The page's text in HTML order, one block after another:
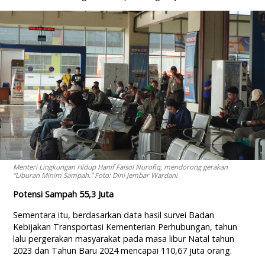
Menteri Lingkungan Hidup Hanif Faisol Nurofiq, mendorong gerakan
“Liburan Minim Sampah.” Foto: Dini Jembar Wardani
Potensi Sampah 55,3 Juta
Sementara itu, berdasarkan data hasil survei Badan
Kebijakan Transportasi Kementerian Perhubungan, tahun
lalu pergerakan masyarakat pada masa libur Natal tahun
2023 dan Tahun Baru 2024 mencapai 110,67 juta orang.